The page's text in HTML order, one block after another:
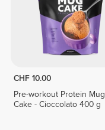
CHF 10.00
Pre-workout Protein Mug
Cake - Cioccolato 400 g